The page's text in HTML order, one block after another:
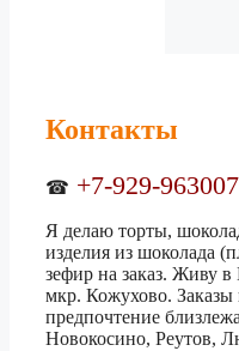
Контакты
☎ +7-929-
Я делаю торты,
изделия из шоколада
зефир на заказ. Живу
мкр. Кожухово.
предпочтение
Новокосино, Реутов,